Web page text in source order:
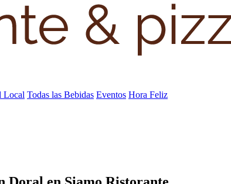
Local Todas las Bebidas Eventos Hora Feliz